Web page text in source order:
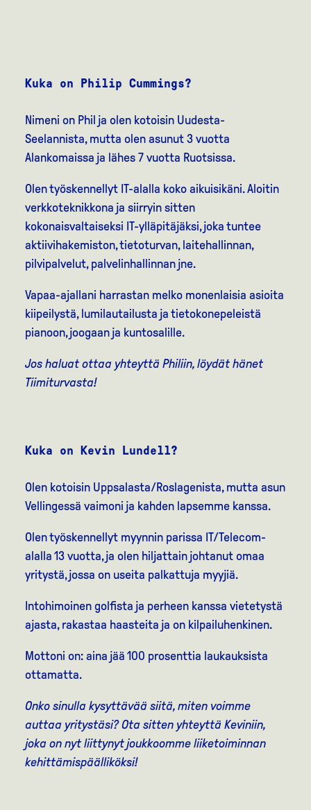
Kuka on Philip Cummings?
Nimeni on Phil ja olen kotoisin Uudesta-
Seelannista, mutta olen asunut 3 vuotta
Alankomaissa ja lähes 7 vuotta Ruotsissa.
Olen työskennellyt IT-alalla koko aikuisikäni. Aloitin
verkkoteknikkona ja siirryin sitten
kokonaisvaltaiseksi IT-ylläpitäjäksi, joka tuntee
aktiivihakemiston, tietoturvan, laitehallinnan,
pilvipalvelut, palvelinhallinnan jne.
Vapaa-ajallani harrastan melko monenlaisia asioita
kiipeilystä, lumilautailusta ja tietokonepeleistä
pianoon, joogaan ja kuntosalille.
Jos haluat ottaa yhteyttä Philiin, löydät hänet
Tiimiturvasta!
Kuka on Kevin Lundell?
Olen kotoisin Uppsalasta/Roslagenista, mutta asun
Vellingessä vaimoni ja kahden lapsemme kanssa.
Olen työskennellyt myynnin parissa IT/Telecom-
alalla 13 vuotta, ja olen hiljattain johtanut omaa
yritystä, jossa on useita palkattuja myyjiä.
Intohimoinen golfista ja perheen kanssa vietetystä
ajasta, rakastaa haasteita ja on kilpailuhenkinen.
Mottoni on: aina jää 100 prosenttia laukauksista
ottamatta.
Onko sinulla kysyttävää siitä, miten voimme
auttaa yritystäsi? Ota sitten yhteyttä Keviniin,
joka on nyt liittynyt joukkoomme liiketoiminnan
kehittämispäälliköksi!